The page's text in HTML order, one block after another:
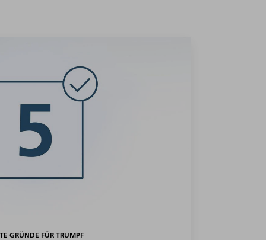
GRÜNDE FÜR TRUMPF